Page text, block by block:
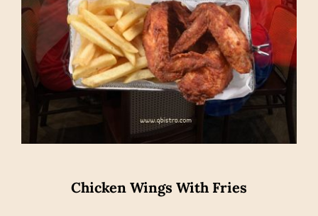
Chicken Wings With Fries